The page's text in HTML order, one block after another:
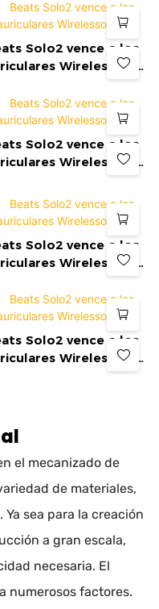
Solo2 vence a los
Wirelesson-
Solo2 vence a los
Wirelesson-
Solo2 vence a los
Wirelesson-
Solo2 vence a los
Wirelesson-
el mecanizado de
de materiales,
sea para la creación
a gran escala,
necesaria. El
numerosos factores.